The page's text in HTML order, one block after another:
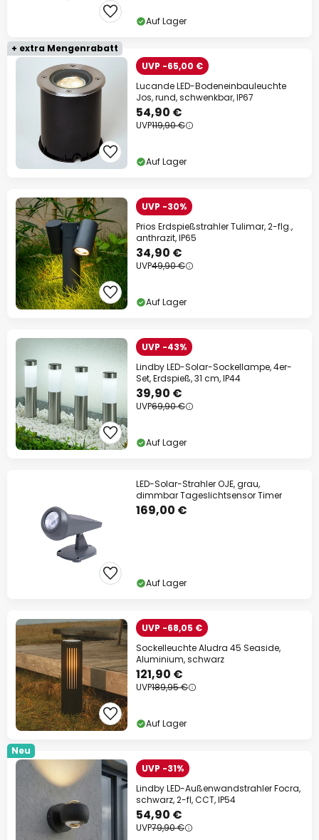
Auf Lager
+ extra Mengenrabatt
UVP -65,00 €
Lucande LED-Bodeneinbauleuchte
Jos, rund, schwenkbar, IP67
54,90 €
UVP119,90 €
Auf Lager
UVP -30%
Prios Erdspießstrahler Tulimar, 2-flg.,
anthrazit, IP65
34,90 €
UVP49,90 €
Auf Lager
UVP -43%
Lindby LED-Solar-Sockellampe, 4er-
Set, Erdspieß, 31 cm, IP44
39,90 €
UVP69,90 €
Auf Lager
LED-Solar-Strahler OJE, grau,
dimmbar Tageslichtsensor Timer
169,00 €
Auf Lager
UVP -68,05 €
Sockelleuchte Aludra 45 Seaside,
Aluminium, schwarz
121,90 €
UVP189,95 €
Auf Lager
Neu
UVP -31%
Lindby LED-Außenwandstrahler Focra,
schwarz, 2-fl, CCT, IP54
54,90 €
UVP79,90 €